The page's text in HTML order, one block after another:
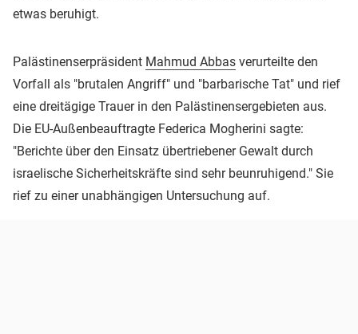
etwas beruhigt.
Palästinenserpräsident Mahmud Abbas verurteilte den
Vorfall als "brutalen Angriff" und "barbarische Tat" und rief
eine dreitägige Trauer in den Palästinensergebieten aus.
Die EU-Außenbeauftragte Federica Mogherini sagte:
"Berichte über den Einsatz übertriebener Gewalt durch
israelische Sicherheitskräfte sind sehr beunruhigend." Sie
rief zu einer unabhängigen Untersuchung auf.